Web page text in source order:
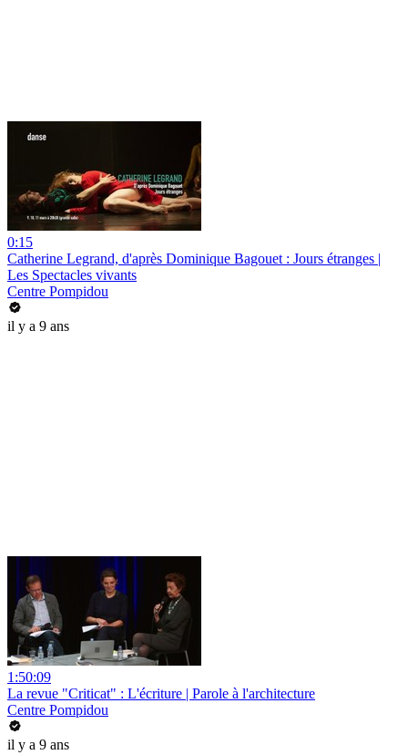
0:15
Catherine Legrand, d'après Dominique Bagouet : Jours étranges |
Les Spectacles vivants
Centre Pompidou
il y a 9 ans
1:50:09
La revue "Criticat" : L'écriture | Parole à l'architecture
Centre Pompidou
il y a 9 ans